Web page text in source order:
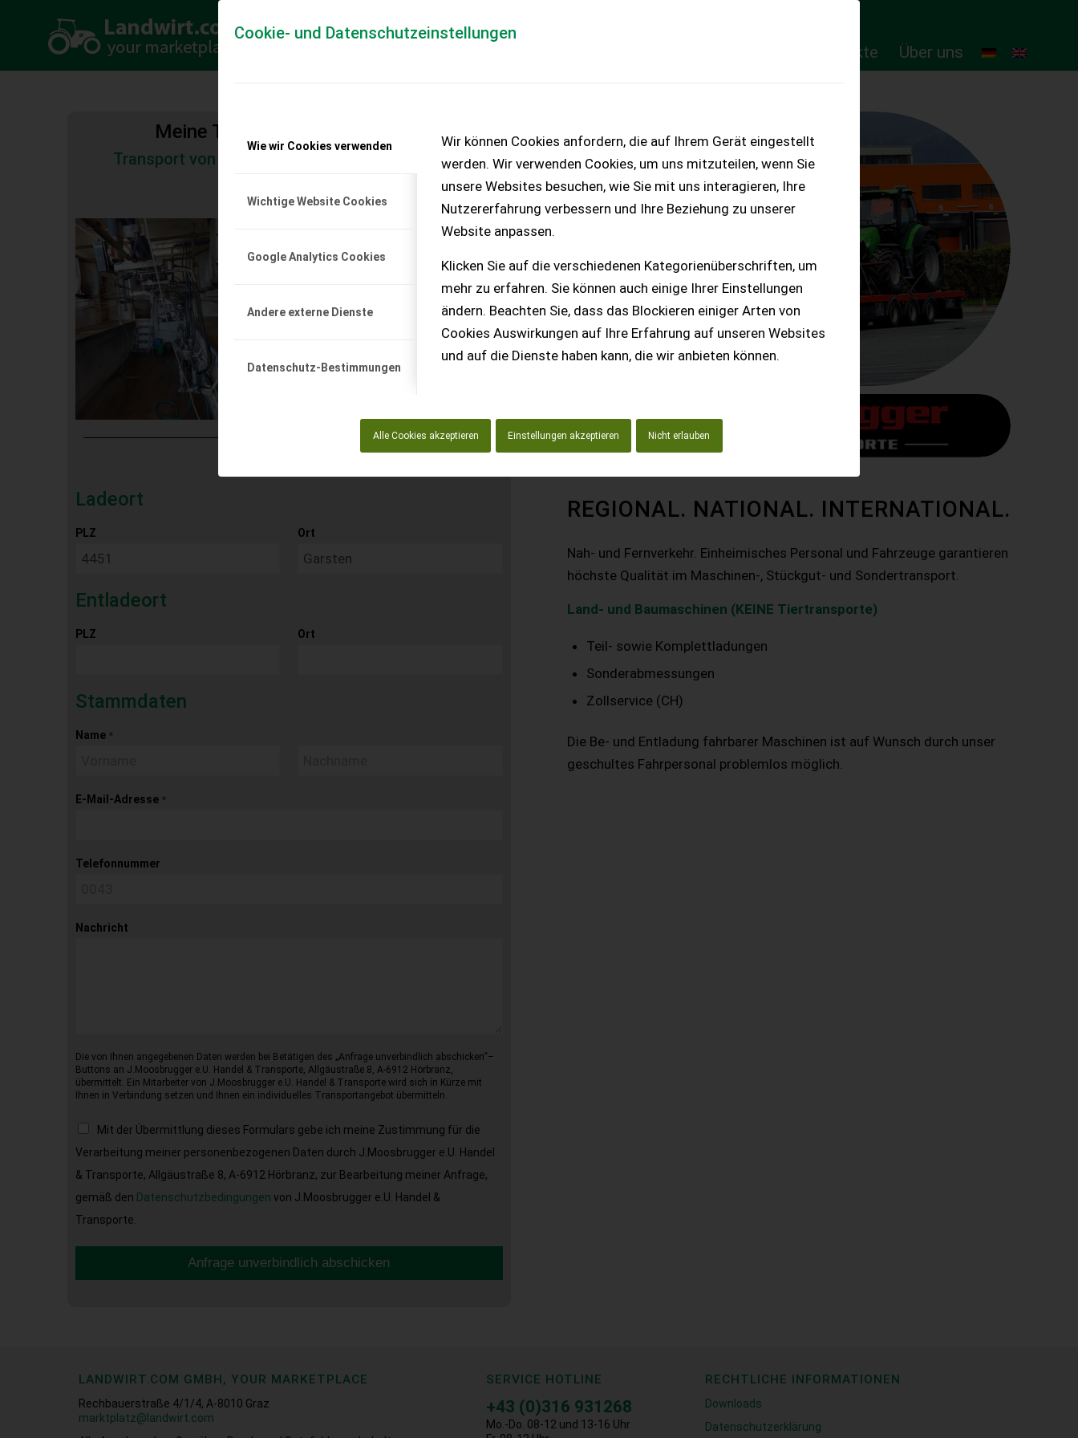
Cookie- und Datenschutzeinstellungen
Wie wir Cookies verwenden
Wichtige Website Cookies
Google Analytics Cookies
Andere externe Dienste
Datenschutz-Bestimmungen
Wir können Cookies anfordern, die auf Ihrem Gerät eingestellt
werden. Wir verwenden Cookies, um uns mitzuteilen, wenn Sie
unsere Websites besuchen, wie Sie mit uns interagieren, Ihre
Nutzererfahrung verbessern und Ihre Beziehung zu unserer
Website anpassen.
Klicken Sie auf die verschiedenen Kategorienüberschriften, um
mehr zu erfahren. Sie können auch einige Ihrer Einstellungen
ändern. Beachten Sie, dass das Blockieren einiger Arten von
Cookies Auswirkungen auf Ihre Erfahrung auf unseren Websites
und auf die Dienste haben kann, die wir anbieten können.
Alle Cookies akzeptieren Einstellungen akzeptieren Nicht erlauben
Online-Produkte Über uns
Meine Transportkostenanfrage
Transport von Land- und Baumaschinen – KEINE
DeLaval Melkstand 2x4 Swing-over
Melkstand von DeLaval, Doppel 4 Swing-over, Bj.
Abnahmeautomatik, Milchmengenmessung und
Vakuumpumpe, wegen Umstellung auf
Melkroboter zu verkaufen.
Ladeort
PLZ Ort
Entladeort
PLZ Ort
Stammdaten
Name *
E-Mail-Adresse *
Telefonnummer
Nachricht
Die von Ihnen angegebenen Daten werden bei Betätigen des „Anfrage unverbindlich abschicken“–
Buttons an J.Moosbrugger e.U. Handel & Transporte, Allgäustraße 8, A-6912 Hörbranz,
übermittelt. Ein Mitarbeiter von J.Moosbrugger e.U. Handel & Transporte wird sich in Kürze mit
Ihnen in Verbindung setzen und Ihnen ein individuelles Transportangebot übermitteln.
Mit der Übermittlung dieses Formulars gebe ich meine Zustimmung für die
Verarbeitung meiner personenbezogenen Daten durch J.Moosbrugger e.U. Handel
& Transporte, Allgäustraße 8, A-6912 Hörbranz, zur Bearbeitung meiner Anfrage,
gemäß den Datenschutzbedingungen von J.Moosbrugger e.U. Handel &
Transporte.
Anfrage unverbindlich abschicken
REGIONAL. NATIONAL. INTERNATIONAL.
Nah- und Fernverkehr. Einheimisches Personal und Fahrzeuge garantieren
höchste Qualität im Maschinen-, Stückgut- und Sondertransport.
Land- und Baumaschinen (KEINE Tiertransporte)
Teil- sowie Komplettladungen
Sonderabmessungen
Zollservice (CH)
Die Be- und Entladung fahrbarer Maschinen ist auf Wunsch durch unser
geschultes Fahrpersonal problemlos möglich.
LANDWIRT.COM GMBH, YOUR MARKETPLACE
Rechbauerstraße 4/1/4, A-8010 Graz
marktplatz@landwirt.com
SERVICE HOTLINE
+43 (0)316 931268
Mo.-Do. 08-12 und 13-16 Uhr
RECHTLICHE INFORMATIONEN
Downloads
Datenschutzerklärung